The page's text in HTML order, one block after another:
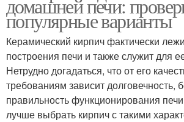
домашней печи:
популярные варианты
Керамический кирпич фактически
построения печи и также служит для
Нетрудно догадаться, что от его
требованиям зависит долговечность,
правильность функционирования
лучше выбрать кирпич с такими